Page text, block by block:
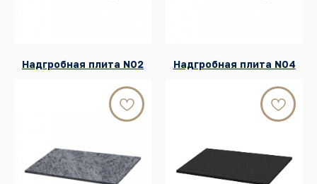
Надгробная плита N02 Надгробная плита N04